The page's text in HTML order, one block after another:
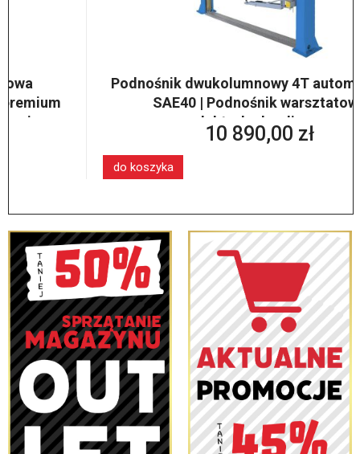
Podnośnik dwukolumnowy 4T automatyczny
SAE40 | Podnośnik warsztatowy
elektrohydrauliczny
10 890,00 zł